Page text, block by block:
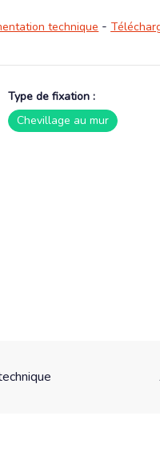
technique -
Type de fixation :
Chevillage au mur